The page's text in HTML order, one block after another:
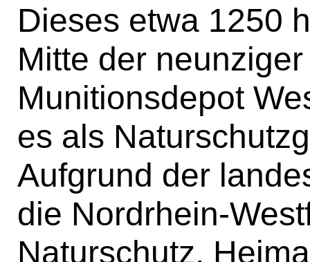
Dieses etwa 1250
Mitte der
Munitionsdepot
es als
Aufgrund der
die Nordrhein-
Naturschutz,